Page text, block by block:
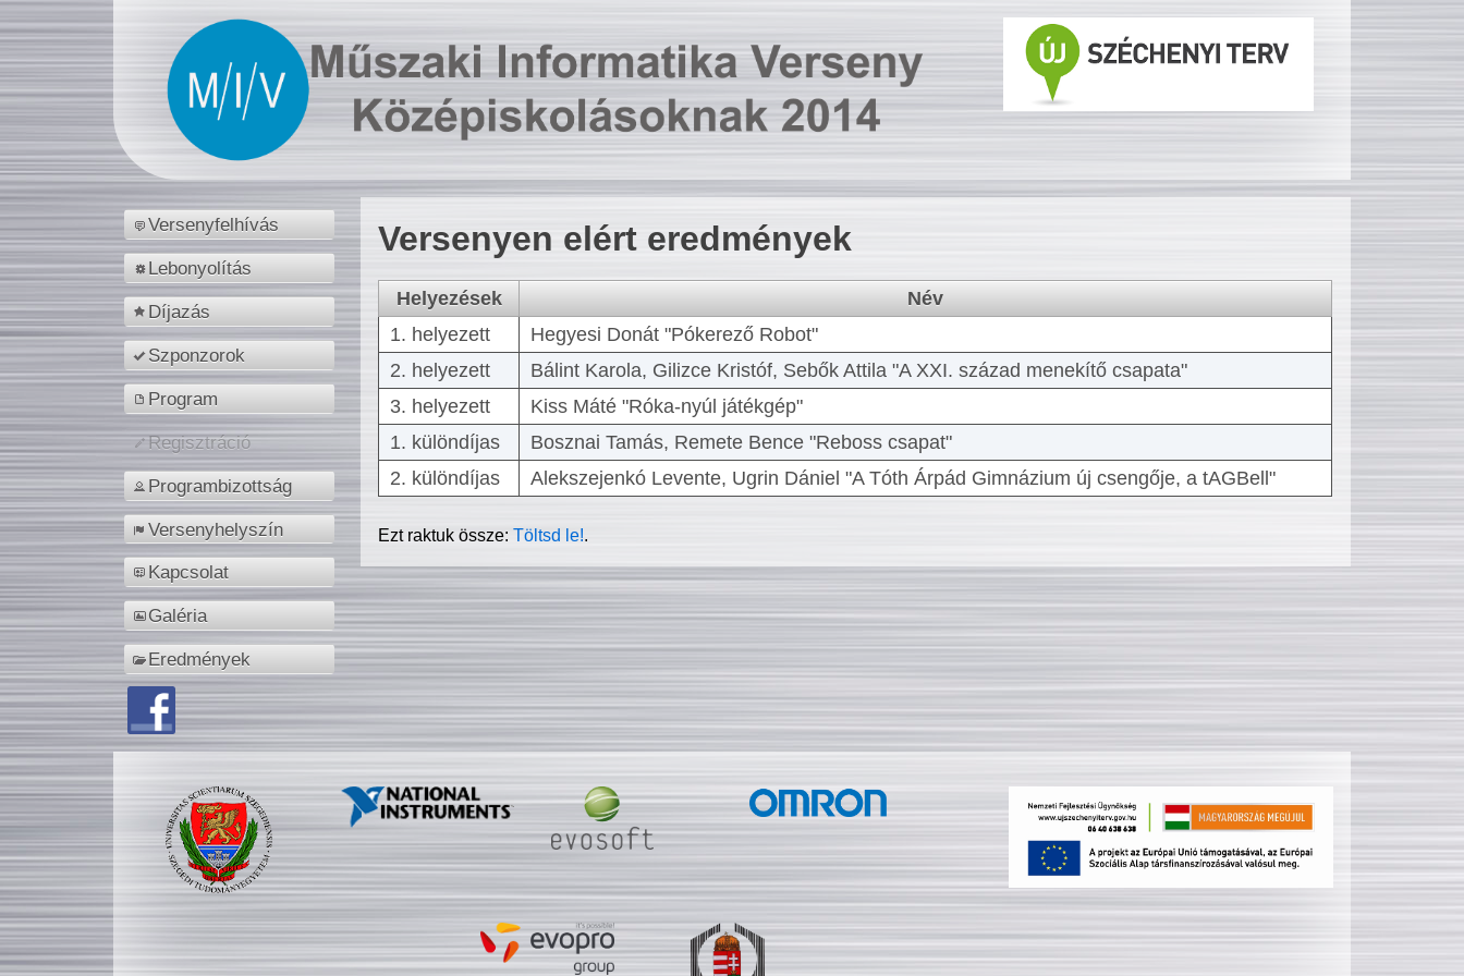
Versenyfelhívás
Lebonyolítás
Díjazás
Szponzorok
Program
Regisztráció
Programbizottság
Versenyhelyszín
Kapcsolat
Galéria
Eredmények
Versenyen elért eredmények
Helyezések
Név
1. helyezett
Hegyesi Donát "Pókerező Robot"
2. helyezett
Bálint Karola, Gilizce Kristóf, Sebők Attila "A XXI. század menekítő csapata"
3. helyezett
Kiss Máté "Róka-nyúl játékgép"
1. különdíjas
Bosznai Tamás, Remete Bence "Reboss csapat"
2. különdíjas
Alekszejenkó Levente, Ugrin Dániel "A Tóth Árpád Gimnázium új csengője, a tAGBell"
Ezt raktuk össze:Töltsd le!.